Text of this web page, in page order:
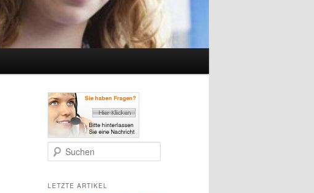
Suchen
LETZTE ARTIKEL